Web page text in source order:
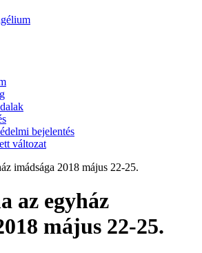
bejelentés
változat
az egyház
május 22-25.